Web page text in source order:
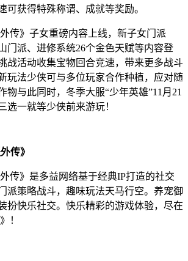
可获得特殊称谓、成就等奖励。
外传》子女重磅内容上线，新子女门派
派、进修系统26个金色天赋等内容登
战活动收集宝物回合竞速，带来更多战斗
玩法少侠可与多位玩家合作种植，应对随
物与此同时，冬季大服“少年英雄”11月21
选一就等少侠前来游玩！
传》
外传》是多益网络基于经典IP打造的社交
派策略战斗，趣味玩法天马行空。养宠御
扮快乐社交。快乐精彩的游戏体验，尽在
！